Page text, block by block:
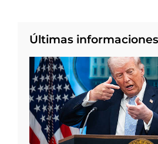
Últimas informaciones